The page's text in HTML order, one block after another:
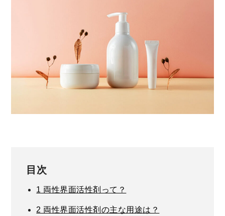
目次
1 両性界面活性剤って？
2 両性界面活性剤の主な用途は？